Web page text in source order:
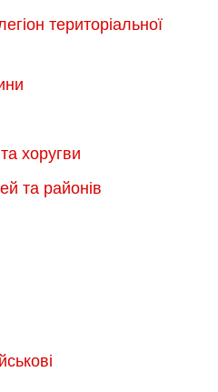
територіальної
хоругви
та районів